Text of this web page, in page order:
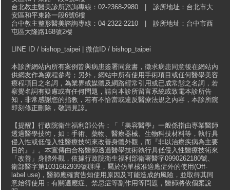
台北教主醫美診所諮詢專線：02-2368-2980 | 診所地址：台北市大
安區和平東路一段6號6樓
台中教主整形醫美諮詢專線：04-2322-2210 | 診所地址：台中市西
屯區大隆路168號2樓
LINE ID / bishop_taipei | 微信ID / bishop_taipei
本診所網站內所有案例皆與病患簽署同意書，徵求病患同意後在網站內
供網友作為療程參考；另外，網站中所有使用手術項目或任何醫學美容
療程項目之名詞，為業界或媒體及網路經常引用或已成常態之名詞，若
察覺名詞有疑慮或有任何問題，請向本診所留言系統或致電本診所告
知，非常感謝您的指教，若有不恰當或違反醫療法規之內容，本診所院
即刻修正刪除，敬請見諒。
【提醒】行政院衛生福利部公告：「『美容醫學』一般係指由專業醫師
透過醫學技術，如：手術、藥物、醫療器械、生物科技材料等，執行具
侵入性或低侵入性醫療技術來改善身體外觀，而『非以治療疾病為主要
目的』」。本宣傳由合格醫師透過醫學技術執行具低侵入性醫療技術來
「改善」身體外觀，依據行政院衛生福利部衛署醫字0990262180號、
衛部醫字第1031662939號辦理，屬於仿單核准適應症外的使用(Off-
label use)，醫師應確實告知使用原因及可能造成的風險，並取得其同
意始得使用；有關適應症、禁忌症等副作用等問題，醫師將依個案說